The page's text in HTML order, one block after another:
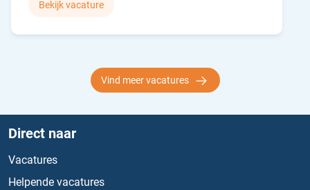
Bekijk vacature
Vind meer vacatures
Direct naar
Vacatures
Helpende vacatures